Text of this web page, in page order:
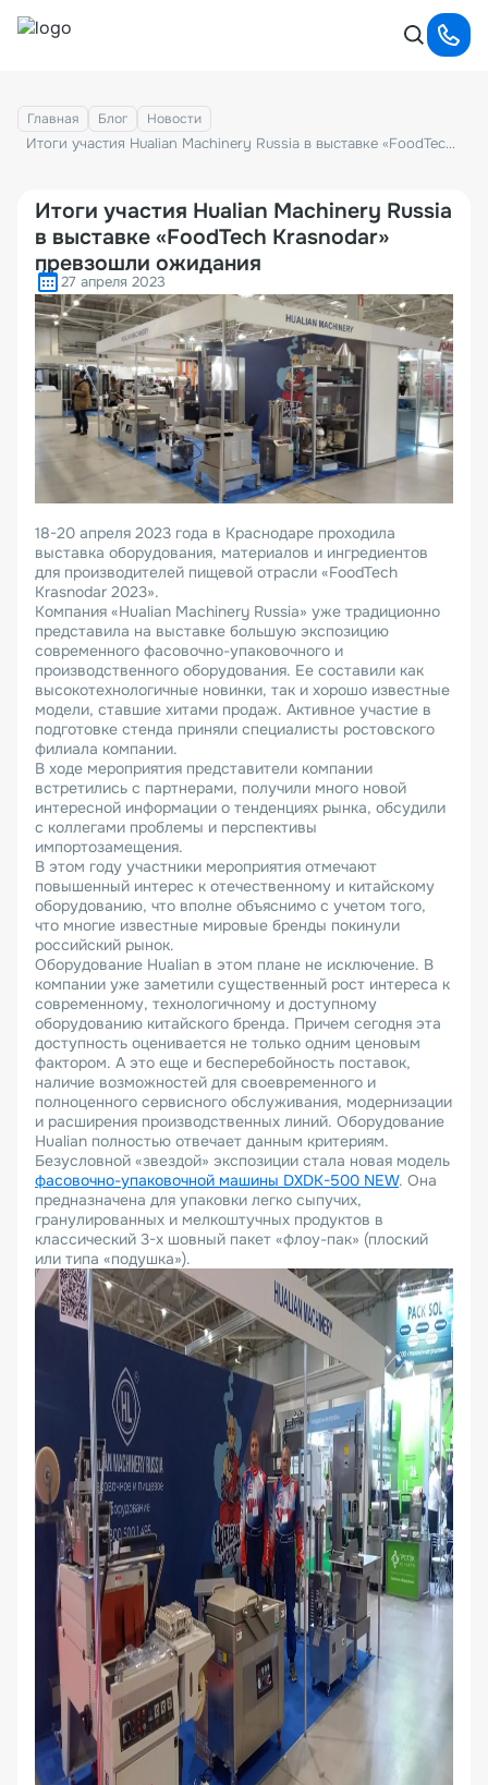
Главная Блог Новости
Итоги участия Hualian Machinery Russia в выставке «FoodTech Krasnodar» превзошли ожидания
Итоги участия Hualian Machinery Russia
в выставке «FoodTech Krasnodar»
превзошли ожидания
27 апреля 2023
18-20 апреля 2023 года в Краснодаре проходила
выставка оборудования, материалов и ингредиентов
для производителей пищевой отрасли «FoodTech
Krasnodar 2023».
Компания «Hualian Machinery Russia» уже традиционно
представила на выставке большую экспозицию
современного фасовочно-упаковочного и
производственного оборудования. Ее составили как
высокотехнологичные новинки, так и хорошо известные
модели, ставшие хитами продаж. Активное участие в
подготовке стенда приняли специалисты ростовского
филиала компании.
В ходе мероприятия представители компании
встретились с партнерами, получили много новой
интересной информации о тенденциях рынка, обсудили
с коллегами проблемы и перспективы
импортозамещения.
В этом году участники мероприятия отмечают
повышенный интерес к отечественному и китайскому
оборудованию, что вполне объяснимо с учетом того,
что многие известные мировые бренды покинули
российский рынок.
Оборудование Hualian в этом плане не исключение. В
компании уже заметили существенный рост интереса к
современному, технологичному и доступному
оборудованию китайского бренда. Причем сегодня эта
доступность оценивается не только одним ценовым
фактором. А это еще и бесперебойность поставок,
наличие возможностей для своевременного и
полноценного сервисного обслуживания, модернизации
и расширения производственных линий. Оборудование
Hualian полностью отвечает данным критериям.
Безусловной «звездой» экспозиции стала новая модель
фасовочно-упаковочной машины DXDK-500 NEW. Она
предназначена для упаковки легко сыпучих,
гранулированных и мелкоштучных продуктов в
классический 3-х шовный пакет «флоу-пак» (плоский
или типа «подушка»).